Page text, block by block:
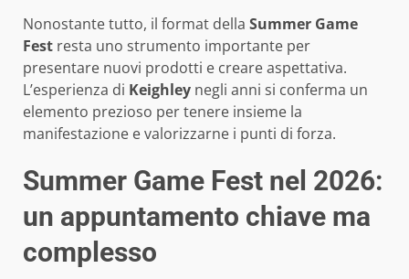
Nonostante tutto, il format della Summer Game
Fest resta uno strumento importante per
presentare nuovi prodotti e creare aspettativa.
L’esperienza di Keighley negli anni si conferma un
elemento prezioso per tenere insieme la
manifestazione e valorizzarne i punti di forza.
Summer Game Fest nel 2026:
un appuntamento chiave ma
complesso